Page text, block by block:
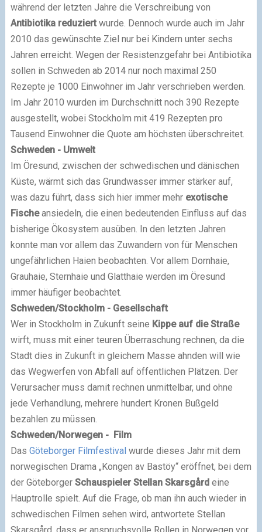
während der letzten Jahre die Verschreibung von
Antibiotika reduziertwurde. Dennoch wurde auch im Jahr
2010 das gewünschte Ziel nur bei Kindern unter sechs
Jahren erreicht. Wegen der Resistenzgefahr bei Antibiotika
sollen in Schweden ab 2014 nur noch maximal 250
Rezepte je 1000 Einwohner im Jahr verschrieben werden.
Im Jahr 2010 wurden im Durchschnitt noch 390 Rezepte
ausgestellt, wobei Stockholm mit 419 Rezepten pro
Tausend Einwohner die Quote am höchsten überschreitet.
Schweden - Umwelt
Im Öresund, zwischen der schwedischen und dänischen
Küste, wärmt sich das Grundwasser immer stärker auf,
was dazu führt, dass sich hier immer mehr exotische
Fischeansiedeln, die einen bedeutenden Einfluss auf das
bisherige Ökosystem ausüben. In den letzten Jahren
konnte man vor allem das Zuwandern von für Menschen
ungefährlichen Haien beobachten. Vor allem Dornhaie,
Grauhaie, Sternhaie und Glatthaie werden im Öresund
immer häufiger beobachtet.
Schweden/Stockholm - Gesellschaft
Wer in Stockholm in Zukunft seine Kippe auf die Straße
wirft, muss mit einer teuren Überraschung rechnen, da die
Stadt dies in Zukunft in gleichem Masse ahnden will wie
das Wegwerfen von Abfall auf öffentlichen Plätzen. Der
Verursacher muss damit rechnen unmittelbar, und ohne
jede Verhandlung, mehrere hundert Kronen Bußgeld
bezahlen zu müssen.
Schweden/Norwegen - Film
Das Göteborger Filmfestivalwurde dieses Jahr mit dem
norwegischen Drama „Kongen av Bastöy“ eröffnet, bei dem
der Göteborger Schauspieler Stellan Skarsgårdeine
Hauptrolle spielt. Auf die Frage, ob man ihn auch wieder in
schwedischen Filmen sehen wird, antwortete Stellan